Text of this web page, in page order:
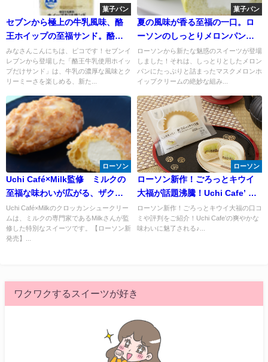
菓子パン
セブンから極上の牛乳風味、酪
王ホイップの至福サンド。酪王
牛乳使用ホイップだけサンド
みなさんこんにちは、ピコです！セブンイ
レブンから登場した「酪王牛乳使用ホイッ
プだけサンド」は、牛乳の濃厚な風味とク
リーミーさを楽しめる、新た...
菓子パン
夏の風味が香る至福の一口。ロ
ーソンのしっとりメロンパン、
マスクメロンホイップクリーム
が贅沢に詰まったスイーツで、
メロンの魅力を存分に楽しめま
ローソンから新たな魅惑のスイーツが登場
しました！それは、しっとりとしたメロン
パンにたっぷりと詰まったマスクメロンホ
イップクリームの絶妙な組み...
ローソン
Uchi Café×Milk監修 ミルクの
至福な味わいが広がる、ザクザ
ク食感のクロッカンシュークリ
ーム！
Uchi Café×Milkのクロッカンシュークリー
ムは、ミルクの専門家であるMilkさんが監
修した特別なスイーツです。【ローソン新
発売】...
ローソン
ローソン新作！ごろっとキウイ
大福が話題沸騰！Uchi Cafe’ 夏
スイーツの虜♪
ローソン新作！ごろっとキウイ大福の口コ
ミや評判をご紹介！Uchi Cafe’の爽やかな
味わいに魅了される♪...
ワクワクするスイーツが好き